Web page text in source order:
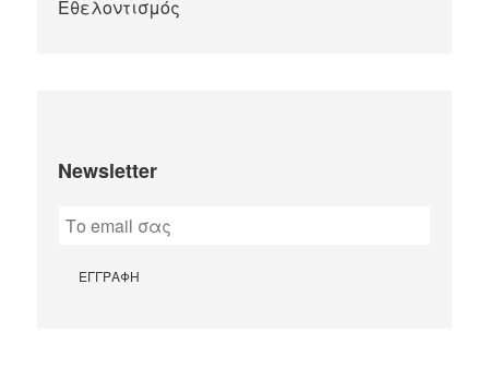
Newsletter